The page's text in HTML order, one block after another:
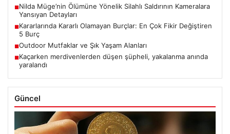
■Nilda Müge’nin Ölümüne Yönelik Silahlı Saldırının Kameralara
Yansıyan Detayları
■Kararlarında Kararlı Olamayan Burçlar: En Çok Fikir Değiştiren
5 Burç
■Outdoor Mutfaklar ve Şık Yaşam Alanları
■Kaçarken merdivenlerden düşen şüpheli, yakalanma anında
yaralandı
Güncel